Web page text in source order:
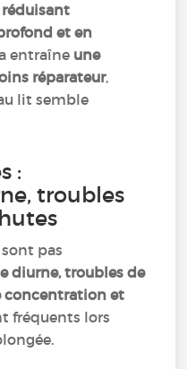
réduisant
et en
entraîne une
réparateur,
lit semble
:
troubles
pas
diurne, troubles de
concentration et
fréquents lors